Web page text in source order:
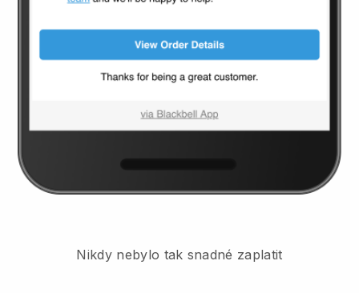
Nikdy nebylo tak snadné zaplatit